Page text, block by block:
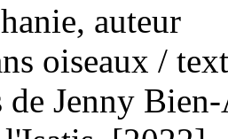
auteur
oiseaux /
de Jenny